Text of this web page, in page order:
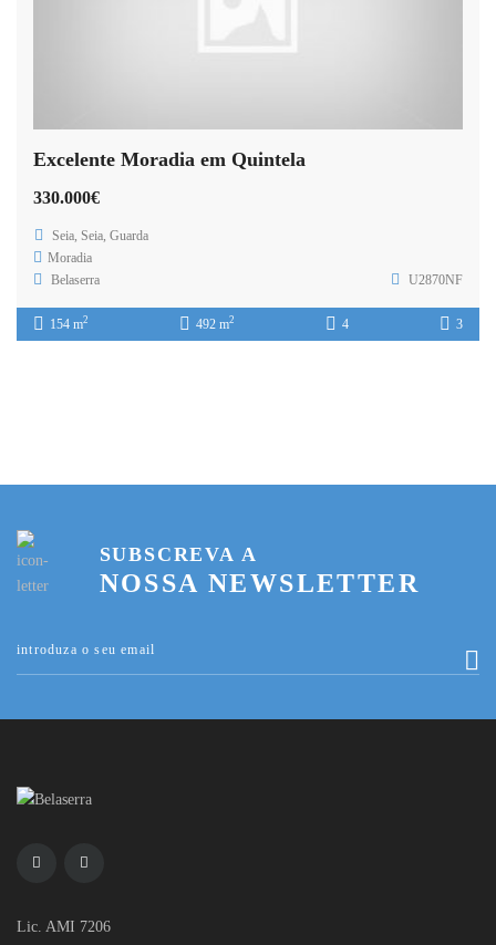
Excelente Moradia em Quintela
330.000€
Seia, Seia, Guarda
Moradia
Belaserra
U2870NF
154 m2 492 m2 4 3
SUBSCREVA A
NOSSA NEWSLETTER
Lic. AMI 7206